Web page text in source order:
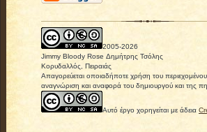
2005-2026
Jimmy Bloody Rose Δημήτρης Τσόλης
Κορυδαλλός, Πειραιάς
Απαγορεύεται οποιαδήποτε χρήση του
αναγνώριση και αναφορά του δημιουργού και της
Αυτό έργο χορηγείται με άδεια